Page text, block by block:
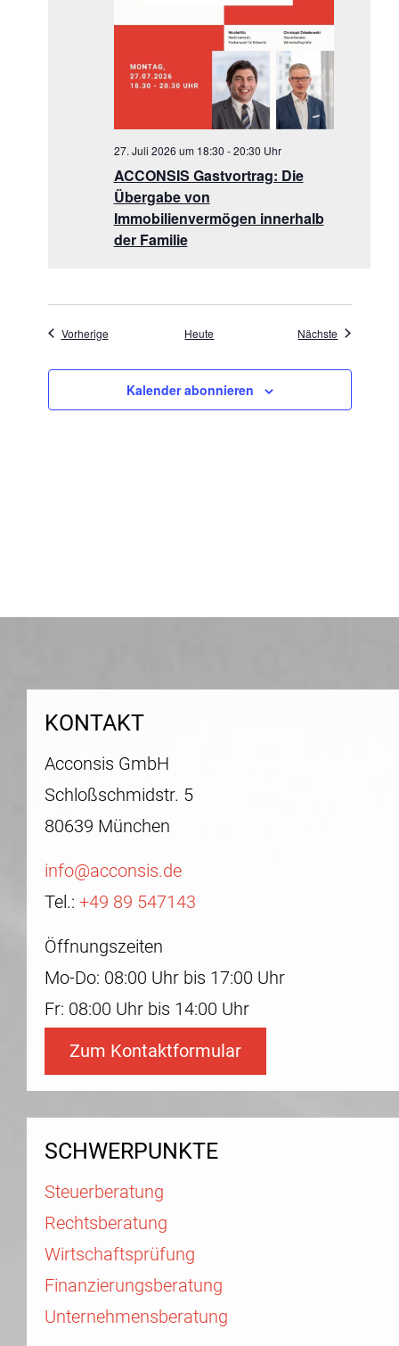
ACCONSIS Gastvortrag: Die
Übergabe von
Immobilienvermögen innerhalb
der Familie
27. Juli 2026 um 18:30 -20:30
VorherigeVeranstaltungenHeute Nächste
Kalender abonnieren
KONTAKT
Acconsis GmbH
Schloßschmidstr. 5
80639 München
info@acconsis.de
Tel.: +49 89 547143
Öffnungszeiten
Mo-Do: 08:00 Uhr bis 17:00 Uhr
Fr: 08:00 Uhr bis 14:00 Uhr
Zum Kontaktformular
SCHWERPUNKTE
Steuerberatung
Rechtsberatung
Wirtschaftsprüfung
Finanzierungsberatung
Unternehmensberatung